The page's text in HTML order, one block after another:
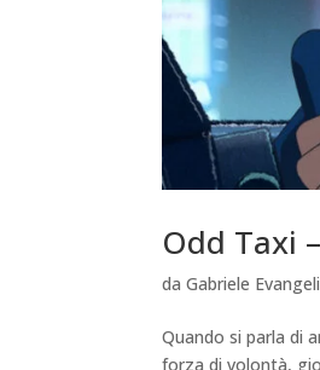
Odd Taxi
daGabriele
Quando si parla di
forza di volontà,